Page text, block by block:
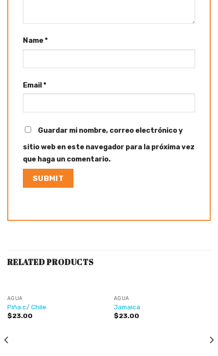
Name*
Email *
Guardar mi nombre, correo electrónico y
sitio web en este navegador para la próxima vez
que haga un comentario.
RELATED PRODUCTS
AGUA
Piña c/ Chile
$23.00
AGUA
Jamaica
$23.00